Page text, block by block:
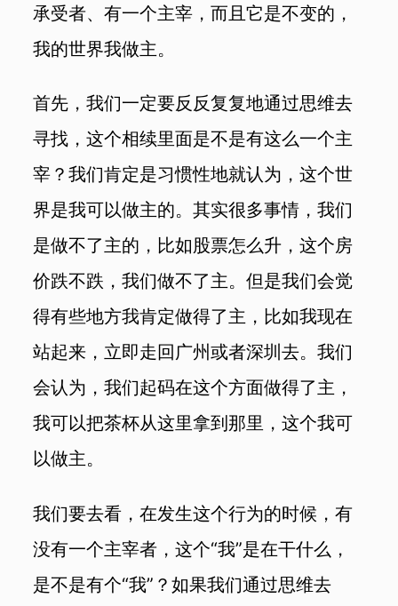
承受者、有一个主宰，而且它是不变的，
我的世界我做主。
首先，我们一定要反反复复地通过思维去
寻找，这个相续里面是不是有这么一个主
宰？我们肯定是习惯性地就认为，这个世
界是我可以做主的。其实很多事情，我们
是做不了主的，比如股票怎么升，这个房
价跌不跌，我们做不了主。但是我们会觉
得有些地方我肯定做得了主，比如我现在
站起来，立即走回广州或者深圳去。我们
会认为，我们起码在这个方面做得了主，
我可以把茶杯从这里拿到那里，这个我可
以做主。
我们要去看，在发生这个行为的时候，有
没有一个主宰者，这个“我”是在干什么，
是不是有个“我”？如果我们通过思维去